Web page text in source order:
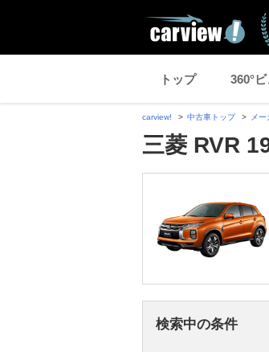
トップ 360°
carview! 中古車トップ メ
三菱 RVR
検索中の条件